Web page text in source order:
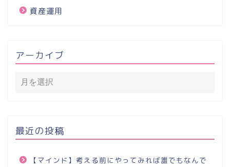
資産運用
アーカイブ
最近の投稿
【マインド】考える前にやってみれば誰でもなんで